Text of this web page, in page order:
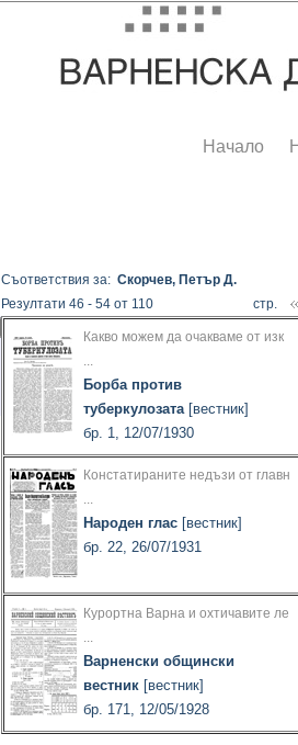
Начало
Съответствия за:Скорчев, Петър Д.
Резултати 46 - 54 от 110
стр.
Какво можем да очакваме от изк
...
Борба против
туберкулозата[вестник]
бр. 1, 12/07/1930
Констатираните недъзи от главн
...
Народен глас [вестник]
бр. 22, 26/07/1931
Курортна Варна и охтичавите ле
...
Варненски общински
вестник [вестник]
бр. 171, 12/05/1928